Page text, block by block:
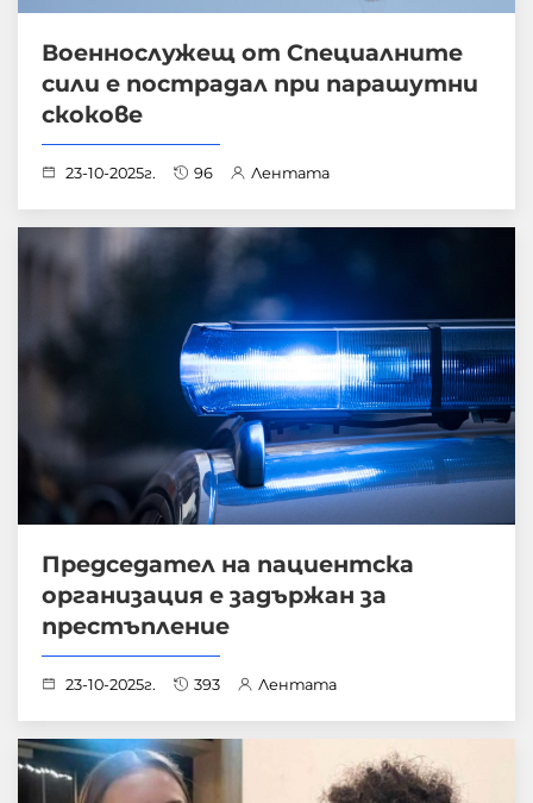
Военнослужещ от Специалните
сили е пострадал при парашутни
скокове
23-10-2025г. 96 Лентата
Председател на пациентска
организация е задържан за
престъпление
23-10-2025г. 393 Лентата